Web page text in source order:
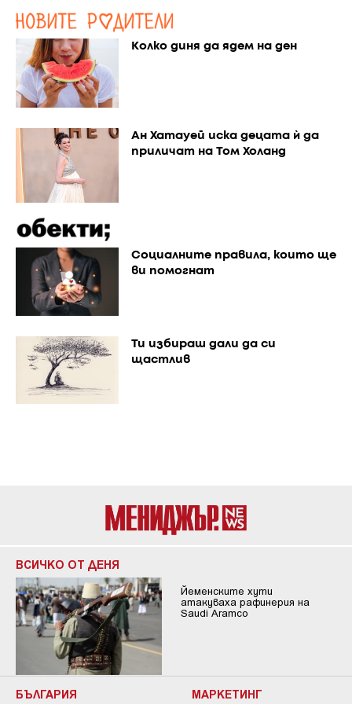
Колко диня да ядем на ден
Ан Хатауей иска децата ѝ да
приличат на Том Холанд
Социалните правила, които ще
ви помогнат
Ти избираш дали да си
щастлив
ВСИЧКО ОТ ДЕНЯ
Йеменските хути
атакуваха рафинерия на
Saudi Aramco
БЪЛГАРИЯ МАРКЕТИНГ